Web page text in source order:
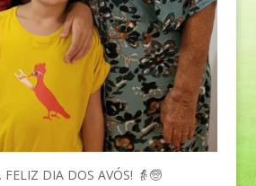
DIA DOS AVÓS! 👵🧓